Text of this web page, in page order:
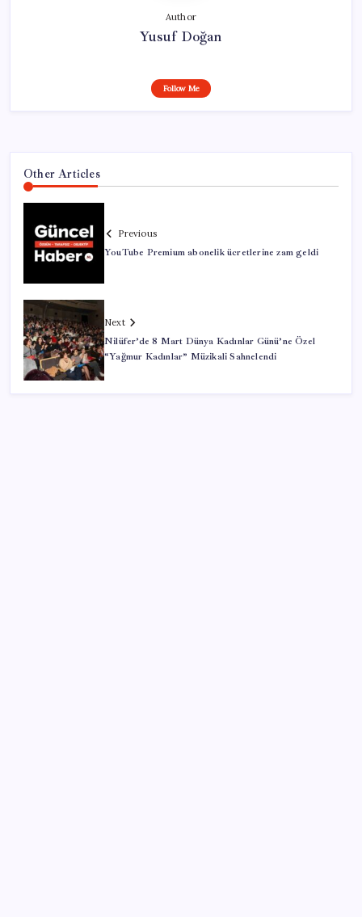
Author
Yusuf Doğan
Follow Me
Other Articles
Previous
YouTube Premium abonelik ücretlerine zam geldi
Next
Nilüfer’de 8 Mart Dünya Kadınlar Günü’ne Özel
“Yağmur Kadınlar” Müzikali Sahnelendi